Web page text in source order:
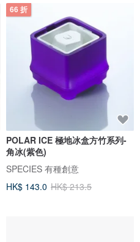
66 折
POLAR ICE 極地冰盒方竹系列-
角冰(紫色)
SPECIES 有種創意
HK$ 143.0 HK$ 213.5